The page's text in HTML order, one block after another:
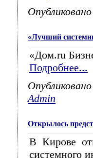
«Лучший
«Дом.ru
Подробнее...
Admin
Открылось
В Кирове
системного